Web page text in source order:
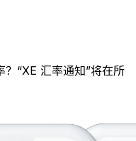
“XE 汇率通知”将在所